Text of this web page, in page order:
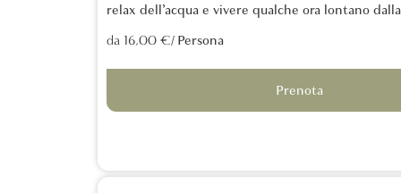
relax dell’acqua e vivere qualche ora lontano
da 16,00 €/ Persona
Prenota